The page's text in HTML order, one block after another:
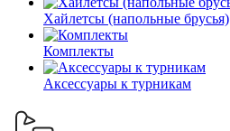
Хайлетсы (напольные брусья)
Комплекты
Аксессуары к турникам